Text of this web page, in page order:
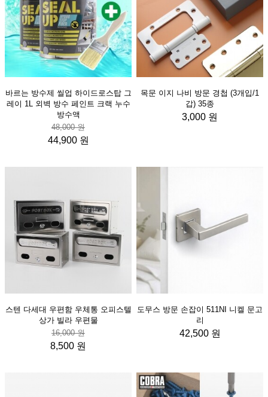
바르는 방수제 씰업 하이드로스탑 그
레이 1L 외벽 방수 페인트 크랙 누수
방수액
48,000 원
44,900 원
목문 이지 나비 방문 경첩 (3개입/1
갑) 35종
3,000 원
스텐 다세대 우편함 우체통 오피스텔
상가 빌라 우편물
16,000 원
8,500 원
도무스 방문 손잡이 511NI 니켈 문고
리
42,500 원